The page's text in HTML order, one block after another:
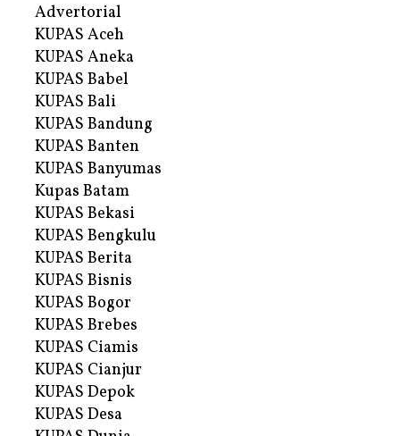
Advertorial
KUPAS Aceh
KUPAS Aneka
KUPAS Babel
KUPAS Bali
KUPAS Bandung
KUPAS Banten
KUPAS Banyumas
Kupas Batam
KUPAS Bekasi
KUPAS Bengkulu
KUPAS Berita
KUPAS Bisnis
KUPAS Bogor
KUPAS Brebes
KUPAS Ciamis
KUPAS Cianjur
KUPAS Depok
KUPAS Desa